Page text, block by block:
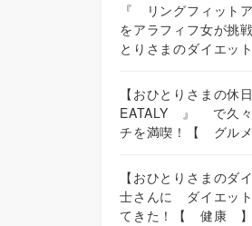
『 リングフィット
をアラフィフ女が挑
とりさまのダイエット
【おひとりさまの休
EATALY 』 で久々
チを満喫！【 グル
【おひとりさまのダ
士さんに ダイエッ
てきた！【 健康 】